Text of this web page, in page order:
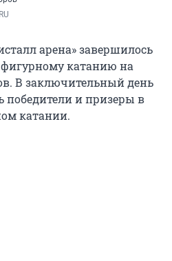
арена» завершилось
фигурному катанию на
В заключительный день
победители и призеры в
катании.